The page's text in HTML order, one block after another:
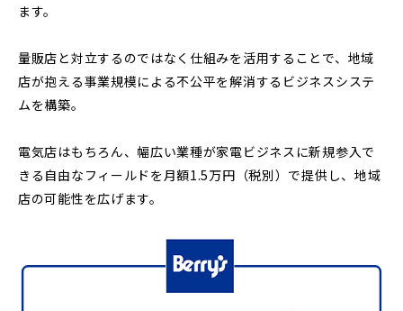
ます。
量販店と対立するのではなく仕組みを活用することで、地域
店が抱える事業規模による不公平を解消するビジネスシステ
ムを構築。
電気店はもちろん、幅広い業種が家電ビジネスに新規参入で
きる自由なフィールドを月額1.5万円（税別）で提供し、地域
店の可能性を広げます。